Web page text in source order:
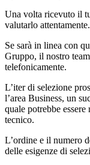
Una volta ricevuto il
valutarlo attentamente.
Se sarà in linea con
Gruppo, il nostro
telefonicamente.
L’iter di selezione
l’area Business, un
quale potrebbe
tecnico.
L’ordine e il numero
delle esigenze di